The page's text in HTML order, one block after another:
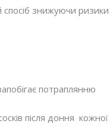
спосіб знижуючи ризики
потраплянню
після доння кожної